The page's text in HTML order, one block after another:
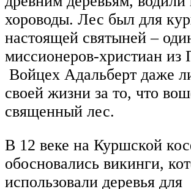
хороводы. Лес был для
настоящей святыней –
миссионеров-христиан из
Войцех Адальберт даже
своей жизни за то, что
священный лес.
В 12 веке на Куршской
обосновались викинги,
использовали деревья для